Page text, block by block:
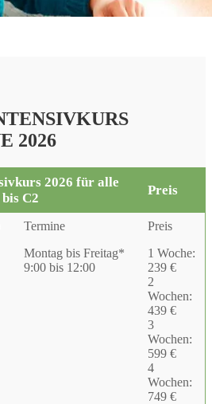
2026
2026 für alle
C2
Preis
Termine
Preis
Montag bis Freitag*
9:00 bis 12:00
1 Woche:
239 €
2
Wochen:
439 €
3
Wochen:
599 €
4
Wochen:
749 €